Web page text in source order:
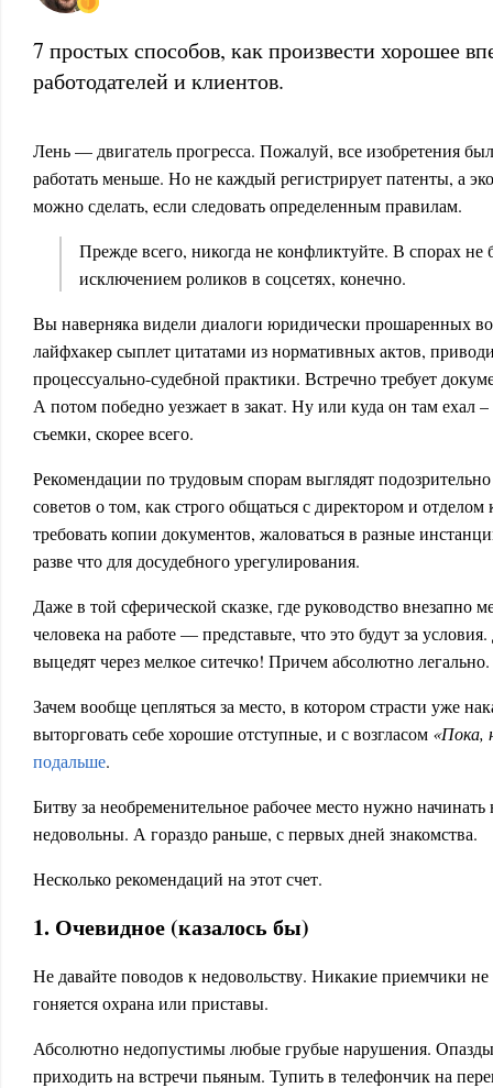
7 простых способов, как произвести хорошее
работодателей и клиентов.
Лень — двигатель прогресса. Пожалуй, все изобретения
работать меньше. Но не каждый регистрирует патенты, а
можно сделать, если следовать определенным правилам.
Прежде всего, никогда не конфликтуйте. В спорах
исключением роликов в соцсетях, конечно.
Вы наверняка видели диалоги юридически прошаренных
лайфхакер сыплет цитатами из нормативных актов,
процессуально-судебной практики. Встречно требует
А потом победно уезжает в закат. Ну или куда он там ехал
съемки, скорее всего.
Рекомендации по трудовым спорам выглядят
советов о том, как строго общаться с директором и
требовать копии документов, жаловаться в разные
разве что для досудебного урегулирования.
Даже в той сферической сказке, где руководство внезапно
человека на работе — представьте, что это будут за
выцедят через мелкое ситечко! Причем абсолютно легально.
Зачем вообще цепляться за место, в котором страсти уже
выторговать себе хорошие отступные, и с возгласом «Пока,
подальше.
Битву за необременительное рабочее место нужно
недовольны. А гораздо раньше, с первых дней знакомства.
Несколько рекомендаций на этот счет.
1. Очевидное (казалось бы)
Не давайте поводов к недовольству. Никакие приемчики не
гоняется охрана или приставы.
Абсолютно недопустимы любые грубые нарушения.
приходить на встречи пьяным. Тупить в телефончик на